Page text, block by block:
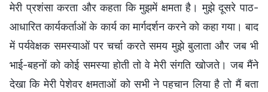
मेरी प्रशंसा करता और कहता कि मुझमें क्षमता है। मुझे दूसरे पाठ-
आधारित कार्यकर्ताओं के कार्य का मार्गदर्शन करने को कहा गया। बाद
में पर्यवेक्षक समस्याओं पर चर्चा करते समय मुझे बुलाता और जब भी
भाई-बहनों को कोई समस्या होती तो वे मेरी संगति खोजते। जब मैंने
देखा कि मेरी पेशेवर क्षमताओं को सभी ने पहचान लिया है तो मैं बता